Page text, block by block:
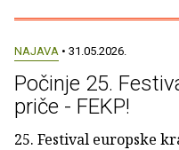
NAJAVA • 31.05.2026.
Počinje 25.
priče - FEKP!
25. Festival europske